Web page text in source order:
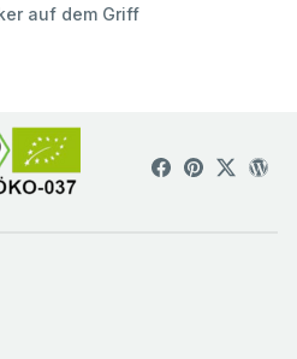
auf dem Griff